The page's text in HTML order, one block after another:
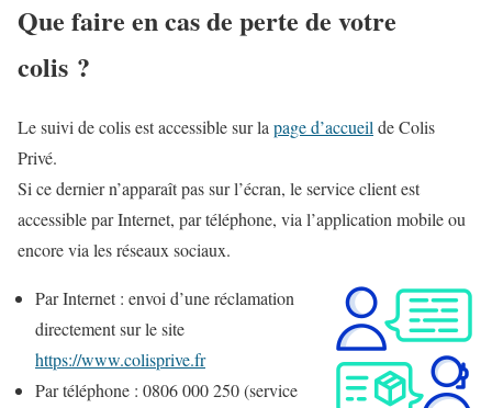
Que faire en cas de perte de votre
colis ?
Le suivi de colis est accessible sur la page d’accueil de Colis
Privé.
Si ce dernier n’apparaît pas sur l’écran, le service client est
accessible par Internet, par téléphone, via l’application mobile ou
encore via les réseaux sociaux.
Par Internet : envoi d’une réclamation
directement sur le site
https://www.colisprive.fr
Par téléphone : 0806 000 250 (service